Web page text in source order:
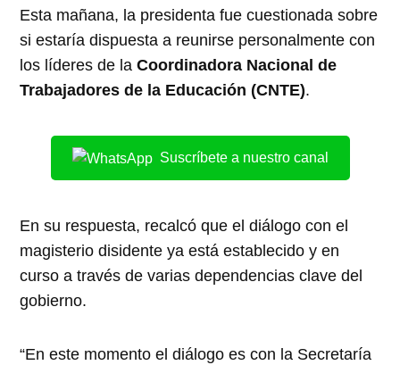
Esta mañana, la presidenta fue cuestionada sobre
si estaría dispuesta a reunirse personalmente con
los líderes de laCoordinadora Nacional de
Trabajadores de la Educación (CNTE).
Suscríbete a nuestro canal
En su respuesta, recalcó que el diálogo con el
magisterio disidente ya está establecido y en
curso a través de varias dependencias clave del
gobierno.
“En este momento el diálogo es con la Secretaría